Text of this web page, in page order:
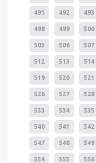
491 492 493
498 499 500
505 506 507
512 513 514
519 520 521
526 527 528
533 534 535
540 541 542
547 548 549
554 555 556